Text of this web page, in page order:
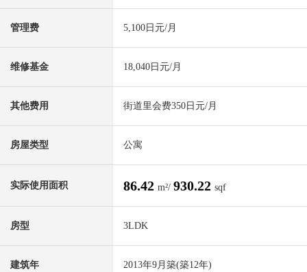
管理费 5,100日元/月
维修基金 18,040日元/月
其他费用 街道里会费350日元/月
房屋类型 公寓
实际使用面积 86.42 m²/ 930.22 sqf
房型 3LDK
建筑年 2013年9月築(築12年)